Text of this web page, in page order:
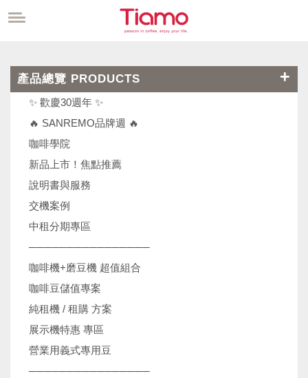
產品總覽 PRODUCTS
✨ 歡慶30週年 ✨
🔥 SANREMO品牌週 🔥
咖啡學院
新品上市！焦點推薦
說明書與服務
交機案例
中租分期專區
────────────────
咖啡機+磨豆機 超值組合
咖啡豆儲值專案
純租機 / 租購 方案
展示機特惠 專區
營業用義式專用豆
────────────────